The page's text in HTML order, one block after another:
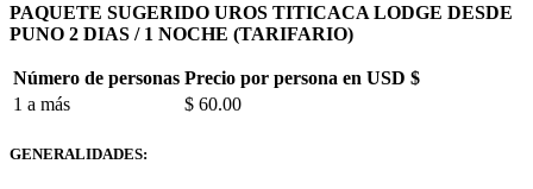
PAQUETE SUGERIDO UROS TITICACA LODGE DESDE
PUNO 2 DIAS / 1 NOCHE (TARIFARIO)
Número de personas Precio por persona en USD $
1 a más
$ 60.00
GENERALIDADES: